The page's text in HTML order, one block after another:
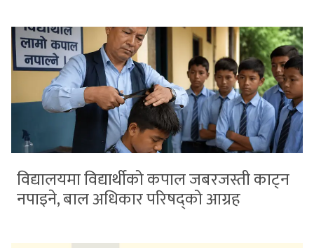
विद्यालयमा विद्यार्थीको कपाल जबरजस्ती काट्न
नपाइने, बाल अधिकार परिषद्को आग्रह